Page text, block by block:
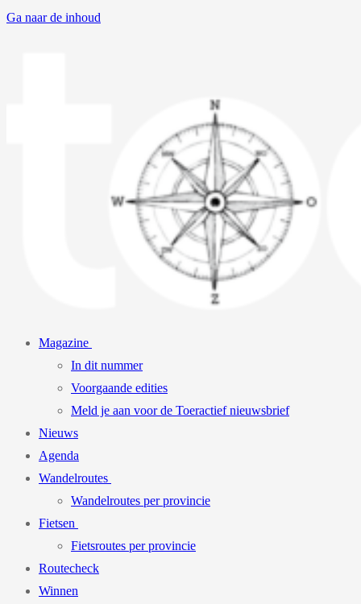
Ga naar de inhoud
Magazine
In dit nummer
Voorgaande edities
Meld je aan voor de Toeractief nieuwsbrief
Nieuws
Agenda
Wandelroutes
Wandelroutes per provincie
Fietsen
Fietsroutes per provincie
Routecheck
Winnen